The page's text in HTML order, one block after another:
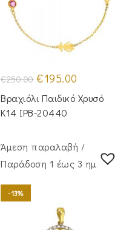
€250.00 Original
price
was:
€250.00.
€195.00
τιμή
είναι:
Βραχιόλι Παιδικό Χρυσό
Κ14 IPB-20440
Άμεση παραλαβή /
Παράδoση 1 έως 3 ημέρες
-13%